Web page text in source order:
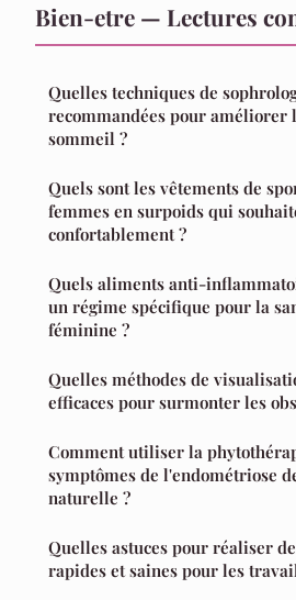
Bien-etre — Lectures
Quelles techniques de
recommandées pour améliorer
sommeil ?
Quels sont les vêtements de
femmes en surpoids qui
confortablement ?
Quels aliments anti-
un régime spécifique pour la
féminine ?
Quelles méthodes de
efficaces pour surmonter les
Comment utiliser la
symptômes de l'endométriose
naturelle ?
Quelles astuces pour réaliser
rapides et saines pour les